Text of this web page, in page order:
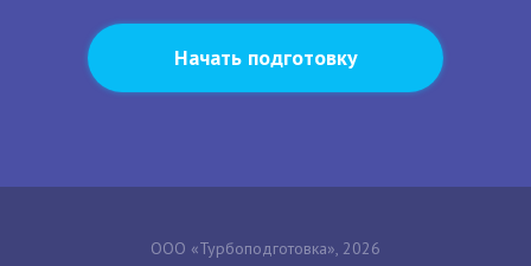
Начать подготовку
ООО «Турбоподготовка», 2026